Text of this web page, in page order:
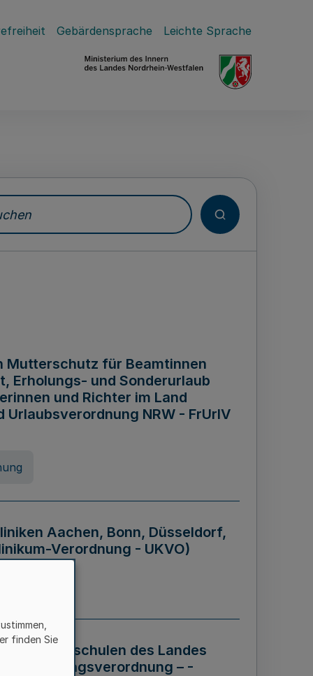
Gebärdensprache Leichte Sprache
Mutterschutz für Beamtinnen
Erholungs- und Sonderurlaub
und Richter im Land
NRW - FrUrlV
Aachen, Bonn, Düsseldorf,
Verordnung - UKVO)
der Hochschulen des Landes
– -
finden Sie